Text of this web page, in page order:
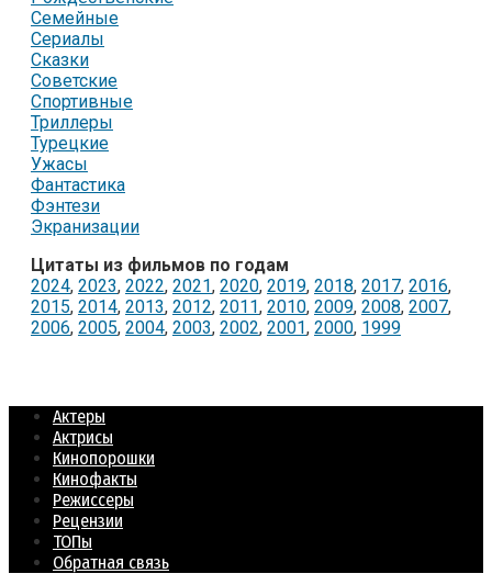
Семейные
Сериалы
Сказки
Советские
Спортивные
Триллеры
Турецкие
Ужасы
Фантастика
Фэнтези
Экранизации
Цитаты из фильмов по годам
2024, 2023, 2022, 2021, 2020, 2019, 2018, 2017, 2016,
2015, 2014, 2013, 2012, 2011, 2010, 2009, 2008, 2007,
2006, 2005, 2004, 2003, 2002, 2001, 2000, 1999
Актеры
Актрисы
Кинопорошки
Кинофакты
Режиссеры
Рецензии
ТОПы
Обратная связь